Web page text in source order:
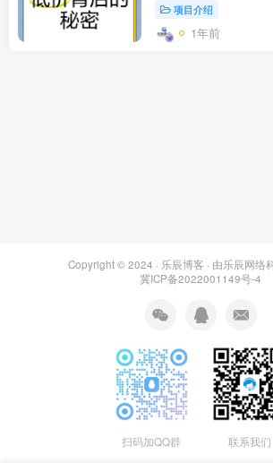
项目介绍
1年前
Copyright © 2024 · 乐辰博客 · 由乐辰网络
冀ICP备2022001149号-4
扫码加QQ群 联系我们